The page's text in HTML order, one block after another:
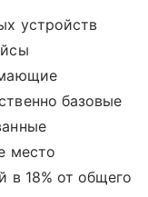
устройств
базовые
место
в 18% от общего